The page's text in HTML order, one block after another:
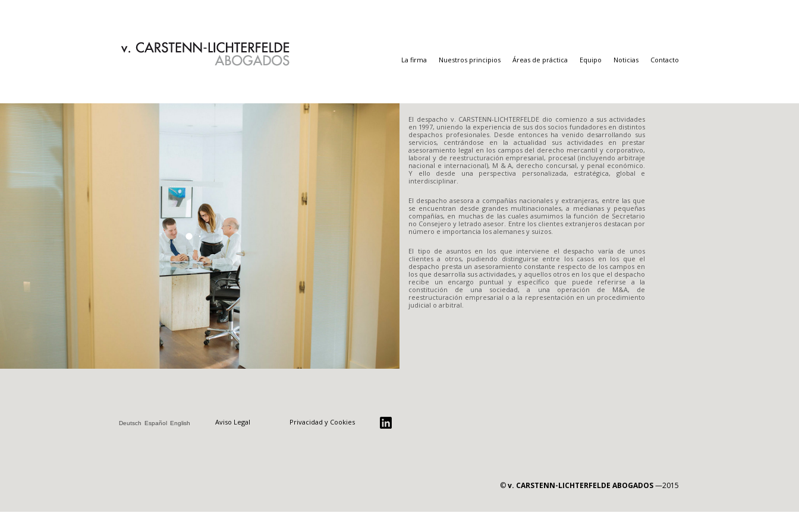
La firma Nuestros principios Áreas de práctica Equipo Noticias Contacto
El despacho v. CARSTENN-LICHTERFELDE dio comienzo a sus actividades
en 1997, uniendo la experiencia de sus dos socios fundadores en distintos
despachos profesionales. Desde entonces ha venido desarrollando sus
servicios, centrándose en la actualidad sus actividades en prestar
asesoramiento legal en los campos del derecho mercantil y corporativo,
laboral y de reestructuración empresarial, procesal (incluyendo arbitraje
nacional e internacional), M & A, derecho concursal, y penal económico.
Y ello desde una perspectiva personalizada, estratégica, global e
interdisciplinar.
El despacho asesora a compañías nacionales y extranjeras, entre las que
se encuentran desde grandes multinacionales, a medianas y pequeñas
compañías, en muchas de las cuales asumimos la función de Secretario
no Consejero y letrado asesor. Entre los clientes extranjeros destacan por
número e importancia los alemanes y suizos.
El tipo de asuntos en los que interviene el despacho varía de unos
clientes a otros, pudiendo distinguirse entre los casos en los que el
despacho presta un asesoramiento constante respecto de los campos en
los que desarrolla sus actividades, y aquellos otros en los que el despacho
recibe un encargo puntual y específico que puede referirse a la
constitución de una sociedad, a una operación de M&A, de
reestructuración empresarial o a la representación en un procedimiento
judicial o arbitral.
Deutsch Español English Aviso Legal Privacidad y Cookies
©v. CARSTENN-LICHTERFELDE ABOGADOS—2015